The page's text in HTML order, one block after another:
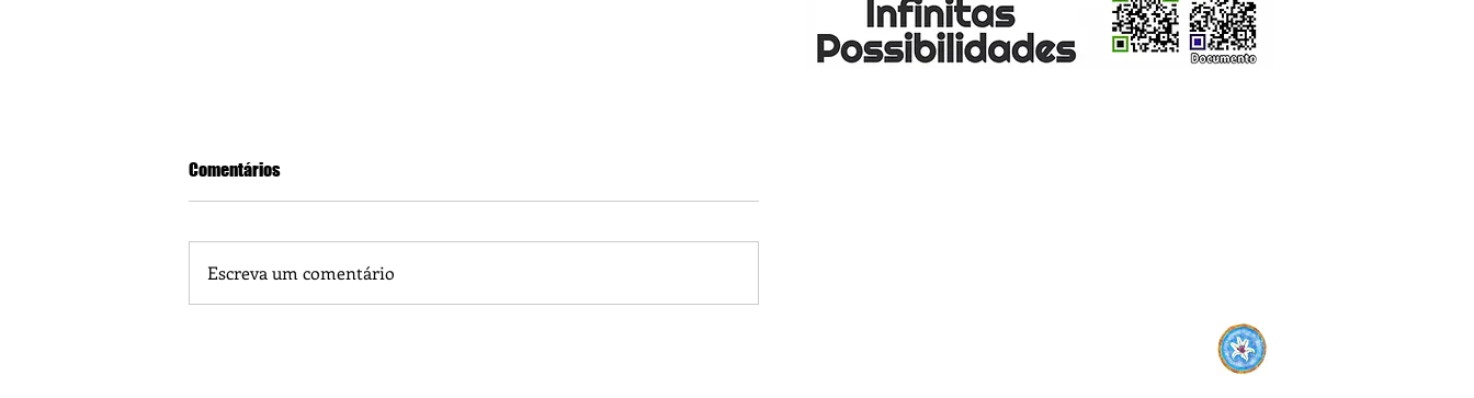
Comentários
Escreva um comentário